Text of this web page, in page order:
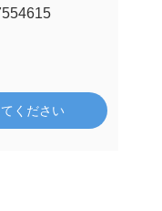
ください